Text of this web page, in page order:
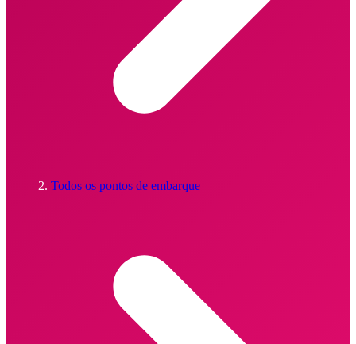
Todos os pontos de embarque